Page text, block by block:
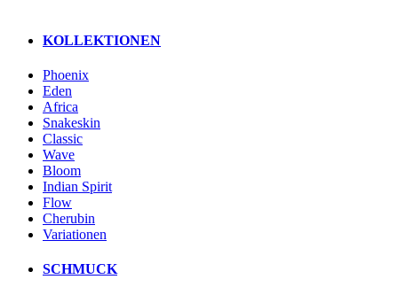
KOLLEKTIONEN
Phoenix
Eden
Africa
Snakeskin
Classic
Wave
Bloom
Indian Spirit
Flow
Cherubin
Variationen
SCHMUCK